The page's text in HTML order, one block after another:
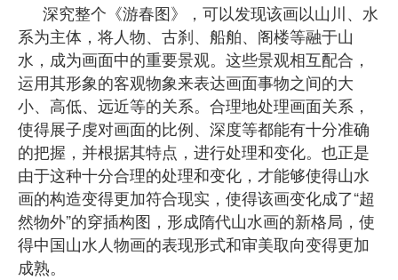
深究整个《游春图》，可以发现该画以山川、水
系为主体，将人物、古刹、船舶、阁楼等融于山
水，成为画面中的重要景观。这些景观相互配合，
运用其形象的客观物象来表达画面事物之间的大
小、高低、远近等的关系。合理地处理画面关系，
使得展子虔对画面的比例、深度等都能有十分准确
的把握，并根据其特点，进行处理和变化。也正是
由于这种十分合理的处理和变化，才能够使得山水
画的构造变得更加符合现实，使得该画变化成了“超
然物外”的穿插构图，形成隋代山水画的新格局，使
得中国山水人物画的表现形式和审美取向变得更加
成熟。